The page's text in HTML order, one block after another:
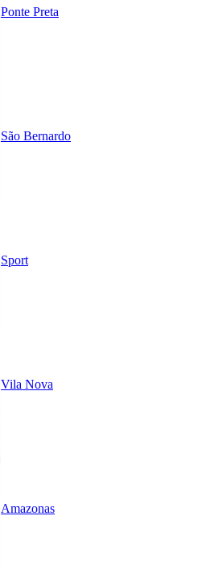
Ponte Preta
São Bernardo
Sport
Vila Nova
Amazonas